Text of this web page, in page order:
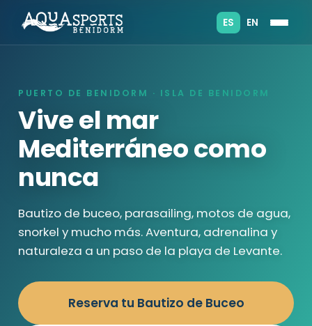
ES EN
PUERTO DE BENIDORM · ISLA DE BENIDORM
Vive el mar
Mediterráneo como
nunca
Bautizo de buceo, parasailing, motos de agua,
snorkel y mucho más. Aventura, adrenalina y
naturaleza a un paso de la playa de Levante.
Reserva tu Bautizo de Buceo